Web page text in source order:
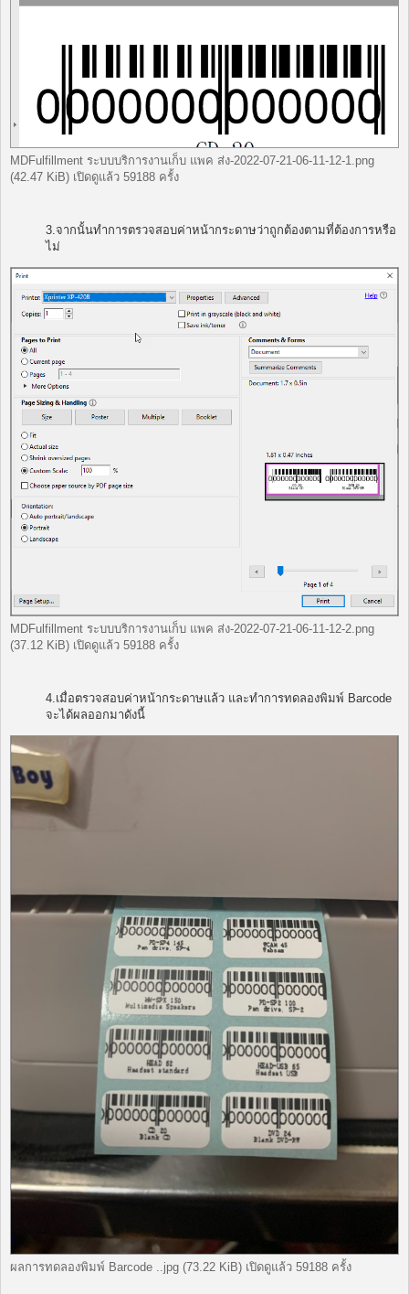
MDFulfillment ระบบบริการงานเก็บ แพค ส่ง-2022-07-21-06-11-12-1.png
(42.47 KiB) เปิดดูแล้ว 59188 ครั้ง
3.จากนั้นทำการตรวจสอบค่าหน้ากระดาษว่าถูกต้องตามที่ต้องการหรือ
ไม่
MDFulfillment ระบบบริการงานเก็บ แพค ส่ง-2022-07-21-06-11-12-2.png
(37.12 KiB) เปิดดูแล้ว 59188 ครั้ง
4.เมื่อตรวจสอบค่าหน้ากระดาษแล้ว และทำการทดลองพิมพ์ Barcode
จะได้ผลออกมาดังนี้
ผลการทดลองพิมพ์ Barcode ..jpg (73.22 KiB) เปิดดูแล้ว 59188 ครั้ง